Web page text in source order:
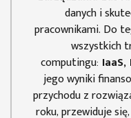
danych i
pracownikami. Do
wszystkich
computingu: IaaS,
jego wyniki
przychodu z
roku, przewiduje